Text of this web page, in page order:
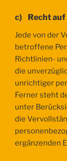
c) Recht auf
Jede von der
betroffene
Richtlinien-
die
unrichtiger
Ferner steht
unter
die
ergänzenden